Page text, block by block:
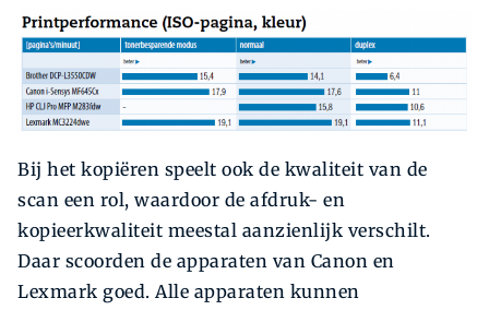
Bij het kopiëren speelt ook de kwaliteit van de
scan een rol, waardoor de afdruk- en
kopieerkwaliteit meestal aanzienlijk verschilt.
Daar scoorden de apparaten van Canon en
Lexmark goed. Alle apparaten kunnen